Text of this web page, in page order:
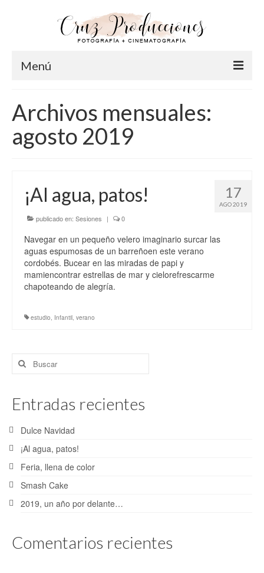
Menú
Info
Acerca de Cruz
FAQ
Fotografía
Pre-Bodas
Bodas
Post-Bodas
Comuniones
Blog
Archivos mensuales:
agosto 2019
17
AGO 2019
¡Al agua, patos!
publicado en: Sesiones | 0
Navegar en un pequeño velero imaginario surcar las
aguas espumosas de un barreñoen este verano
cordobés. Bucear en las miradas de papi y
mamiencontrar estrellas de mar y cielorefrescarme
chapoteando de alegría.
estudio, Infantil, verano
Buscar
por:
Entradas recientes
Dulce Navidad
¡Al agua, patos!
Feria, llena de color
Smash Cake
2019, un año por delante…
Comentarios recientes